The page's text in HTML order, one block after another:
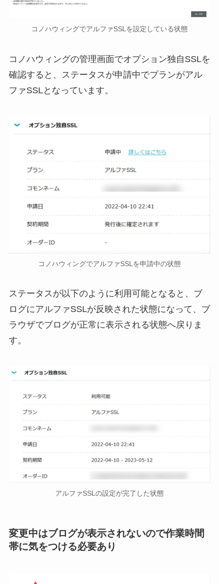
コノハウィングでアルファSSLを設定している状態
コノハウィングの管理画面でオプション独自SSLを
確認すると、ステータスが申請中でプランがアル
ファSSLとなっています。
コノハウィングでアルファSSLを申請中の状態
ステータスが以下のように利用可能となると、ブ
ログにアルファSSLが反映された状態になって、ブ
ラウザでブログが正常に表示される状態へ戻りま
す。
アルファSSLの設定が完了した状態
変更中はブログが表示されないので作業時間
帯に気をつける必要あり